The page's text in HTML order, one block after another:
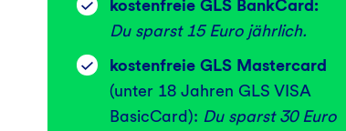
kostenfreie GLS BankCard:
Du sparst 15 Euro jährlich.
kostenfreie GLS Mastercard
(unter 18 Jahren GLS VISA
BasicCard): Du sparst 30 Euro